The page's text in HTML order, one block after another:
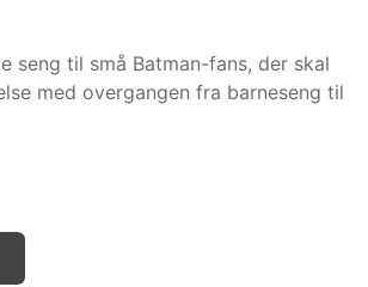
seng til små Batman-fans, der skal
med overgangen fra barneseng til